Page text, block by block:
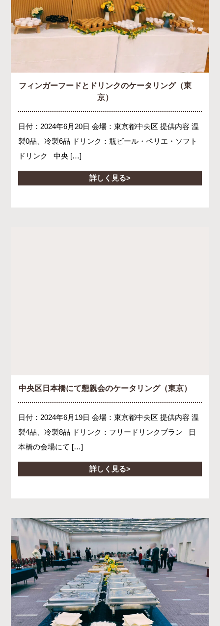
フィンガーフードとドリンクのケータリング（東
京）
日付：2024年6月20日 会場：東京都中央区 提供内容 温
製0品、冷製6品 ドリンク：瓶ビール・ペリエ・ソフト
ドリンク 中央 […]
詳しく見る
中央区日本橋にて懇親会のケータリング（東京）
日付：2024年6月19日 会場：東京都中央区 提供内容 温
製4品、冷製8品 ドリンク：フリードリンクプラン 日
本橋の会場にて […]
詳しく見る